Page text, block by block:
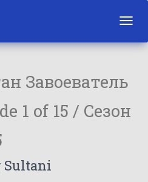
Завоеватель
1 of 15 / Сезон
Sultani